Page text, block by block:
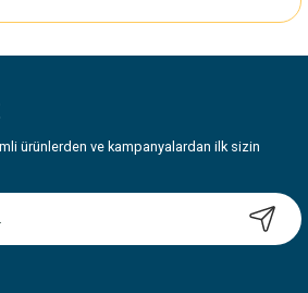
ürünlerden ve kampanyalardan ilk sizin